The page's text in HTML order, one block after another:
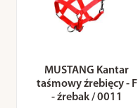
MUSTANG Kantar
taśmowy źrebięcy - F
- źrebak / 0011